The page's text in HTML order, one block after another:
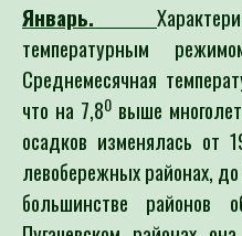
Январь.
температурным
Среднемесячная
что на 7,80 выше
осадков изменялась
левобережных районах,
большинстве районов